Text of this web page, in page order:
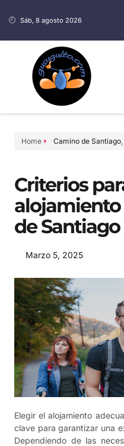
Sáb, 8 agosto 2026
Home Camino de Santiago,
Criterios
alojamiento
de Santiago
Marzo 5, 2025
Elegir el alojamiento
clave para garantizar una
Dependiendo de las